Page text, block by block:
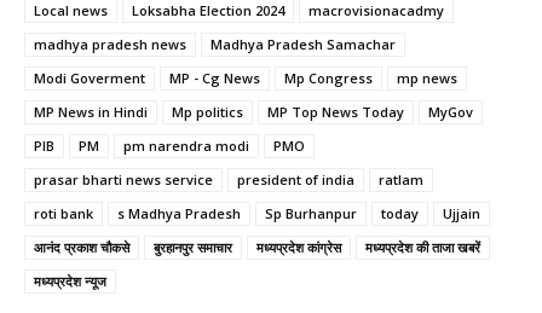
Local news
Loksabha Election 2024
macrovisionacadmy
madhya pradesh news
Madhya Pradesh Samachar
Modi Goverment
MP - Cg News Mp Congress
mp news
MP News in Hindi
Mp politics MP Top News Today
MyGov
PIB
PM pm narendra modi
PMO
prasar bharti news service
president of india
ratlam
roti bank
s Madhya Pradesh Sp Burhanpur today
Ujjain
आनंद प्रकाश चौकसे
बुरहानपुर समाचार मध्यप्रदेश कांग्रेस
मध्यप्रदेश की ताजा खबरें
मध्यप्रदेश न्यूज